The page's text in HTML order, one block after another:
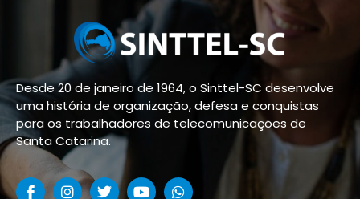
Desde 20 de janeiro de 1964, o Sinttel-SC desenvolve
uma história de organização, defesa e conquistas
para os trabalhadores de telecomunicações de
Santa Catarina.